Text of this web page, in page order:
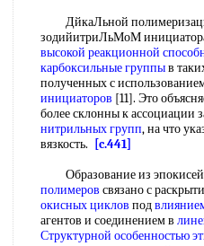
ДйкаЛьной
зодийитриЛьМоМ
высокой реакционной
карбоксильные группыв
полученных с
инициаторов [11]. Это
более склонны к ассоциации
нитрильных групп, на что
вязкость.
[c.441]
Образование из эпокисей
полимеров связано с
окисных циклов под
агентов и соединением в
Структурной особенностью